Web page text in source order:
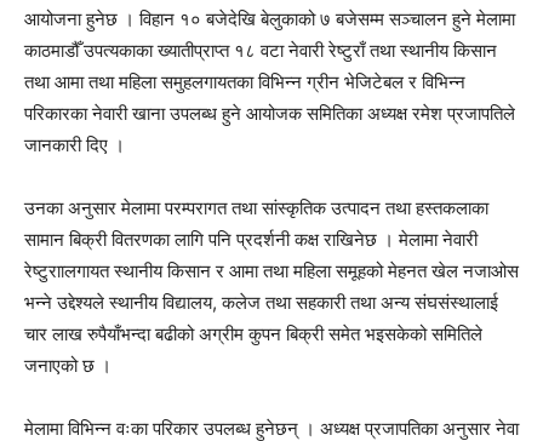
आयोजना हुनेछ । विहान १० बजेदेखि बेलुकाको ७ बजेसम्म सञ्चालन हुने मेलामा
काठमाडौँ उपत्यकाका ख्यातीप्राप्त १८ वटा नेवारी रेष्टुराँ तथा स्थानीय किसान
तथा आमा तथा महिला समुहलगायतका विभिन्न ग्रीन भेजिटेबल र विभिन्न
परिकारका नेवारी खाना उपलब्ध हुने आयोजक समितिका अध्यक्ष रमेश प्रजापतिले
जानकारी दिए ।
उनका अनुसार मेलामा परम्परागत तथा सांस्कृतिक उत्पादन तथा हस्तकलाका
सामान बिक्री वितरणका लागि पनि प्रदर्शनी कक्ष राखिनेछ । मेलामा नेवारी
रेष्टुराालगायत स्थानीय किसान र आमा तथा महिला समूहको मेहनत खेल नजाओस
भन्ने उद्देश्यले स्थानीय विद्यालय, कलेज तथा सहकारी तथा अन्य संघसंस्थालाई
चार लाख रुपैयाँभन्दा बढीको अग्रीम कुपन बिक्री समेत भइसकेको समितिले
जनाएको छ ।
मेलामा विभिन्न वःका परिकार उपलब्ध हुनेछन् । अध्यक्ष प्रजापतिका अनुसार नेवा